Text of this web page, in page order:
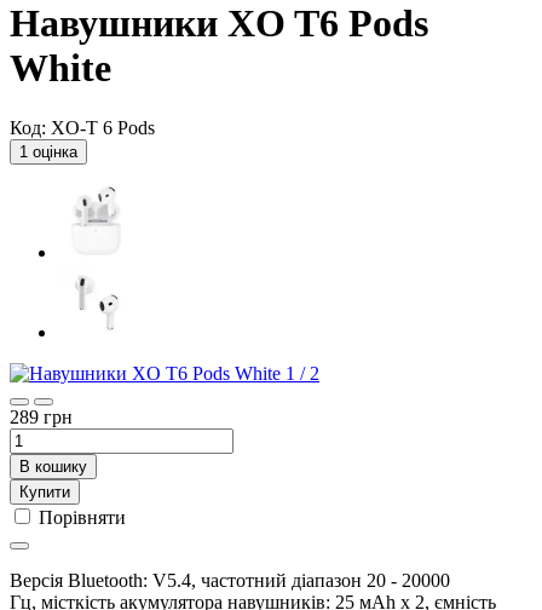
Навушники XO T6 Pods
White
Код: XO-T 6 Pods
1 оцінка
1 / 2
289 грн
В кошику
Купити
Порівняти
Версія Bluetooth: V5.4, частотний діапазон 20 - 20000
Гц, місткість акумулятора навушників: 25 мАh х 2, ємність